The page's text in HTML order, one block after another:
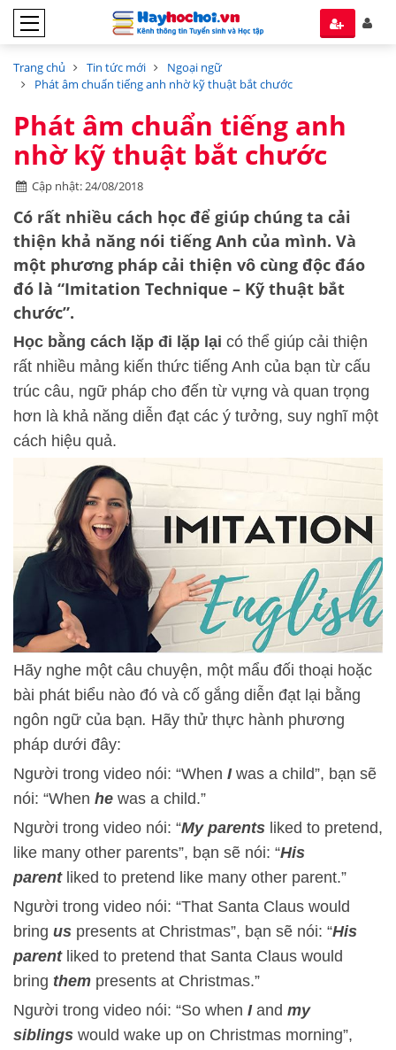
Trang chủ Tin tức mới
Ngoại ngữ
Phát âm chuẩn tiếng anh nhờ kỹ thuật bắt chước
Phát âm chuẩn tiếng anh
nhờ kỹ thuật bắt chước
Cập nhật: 24/08/2018
Có rất nhiều cách học để giúp chúng ta cải
thiện khả năng nói tiếng Anh của mình. Và
một phương pháp cải thiện vô cùng độc đáo
đó là “Imitation Technique – Kỹ thuật bắt
chước”.
Học bằng cách lặp đi lặp lại có thể giúp cải thiện
rất nhiều mảng kiến thức tiếng Anh của bạn từ cấu
trúc câu, ngữ pháp cho đến từ vựng và quan trọng
hơn là khả năng diễn đạt các ý tưởng, suy nghĩ một
cách hiệu quả.
Hãy nghe một câu chuyện, một mẩu đối thoại hoặc
bài phát biểu nào đó và cố gắng diễn đạt lại bằng
ngôn ngữ của bạn. Hãy thử thực hành phương
pháp dưới đây:
Người trong video nói: “When Iwas a child”, bạn sẽ
nói: “When he was a child.”
Người trong video nói: “My parents liked to pretend,
like many other parents”, bạn sẽ nói: “His
parentliked to pretend like many other parent.”
Người trong video nói: “That Santa Claus would
bring us presents at Christmas”, bạn sẽ nói: “His
parentliked to pretend that Santa Claus would
bring them presents at Christmas.”
Người trong video nói: “So when Iand my
siblings would wake up on Christmas morning”,